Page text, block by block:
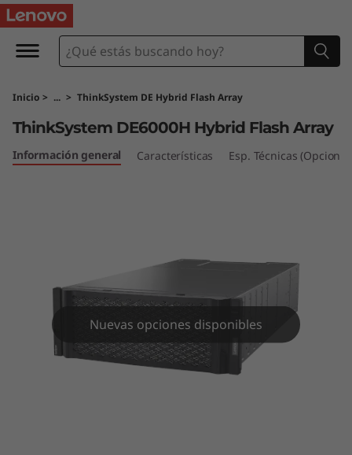
M
Inicio > ... > ThinkSystem DE Hybrid Flash Array
ThinkSystem DE6000H Hybrid Flash Array
Información general Características Esp. Técnicas
Nuevas opciones disponibles